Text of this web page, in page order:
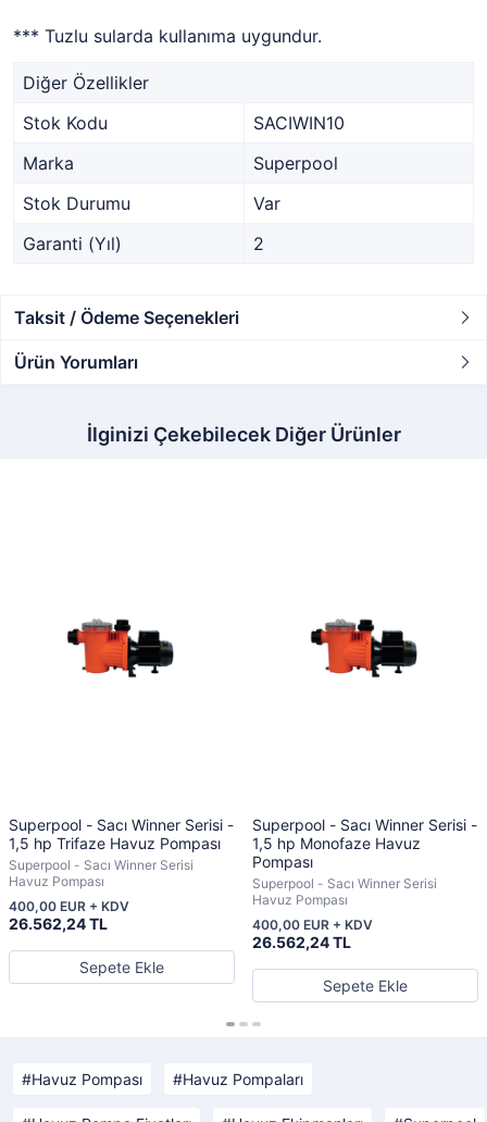
*** Tuzlu sularda kullanıma uygundur.
Diğer Özellikler
Stok Kodu
SACIWIN10
Marka
Superpool
Stok Durumu
Var
Garanti (Yıl)
2
Taksit / Ödeme Seçenekleri
Ürün Yorumları
İlginizi Çekebilecek Diğer Ürünler
Superpool - Sacı Winner Serisi -
1,5 hp Trifaze Havuz Pompası
Superpool - Sacı Winner Serisi
Havuz Pompası
26.562,24 TL
400,00 EUR + KDV
Sepete Ekle
Superpool - Sacı Winner Serisi -
1,5 hp Monofaze Havuz
Pompası
Superpool - Sacı Winner Serisi
Havuz Pompası
26.562,24 TL
400,00 EUR + KDV
Sepete Ekle
Havuz Pompası Havuz Pompaları